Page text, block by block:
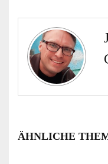
ÄHNLICHE